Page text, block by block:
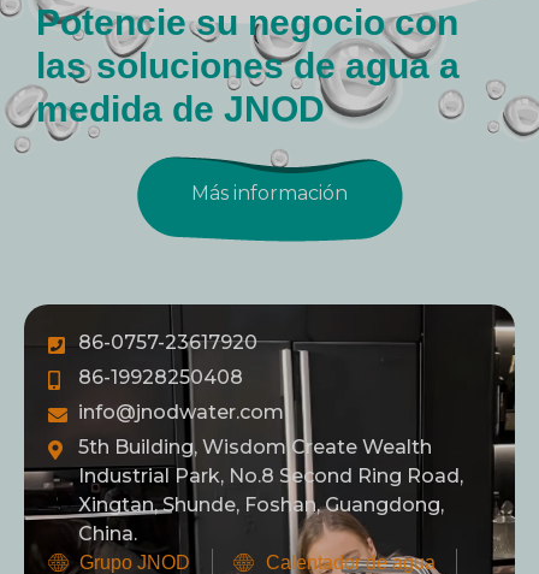
Potencie su negocio con
las soluciones de agua a
medida de JNOD
Más información
86-0757-23617920
86-19928250408
info@jnodwater.com
5th Building, Wisdom Create Wealth
Industrial Park, No.8 Second Ring Road,
Xingtan, Shunde, Foshan, Guangdong,
China.
Grupo JNOD
Calentador de agua